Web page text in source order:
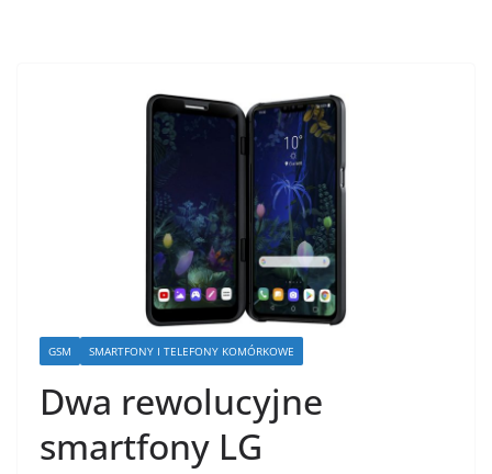
GSM SMARTFONY I TELEFONY KOMÓRKOWE
Dwa rewolucyjne
smartfony LG